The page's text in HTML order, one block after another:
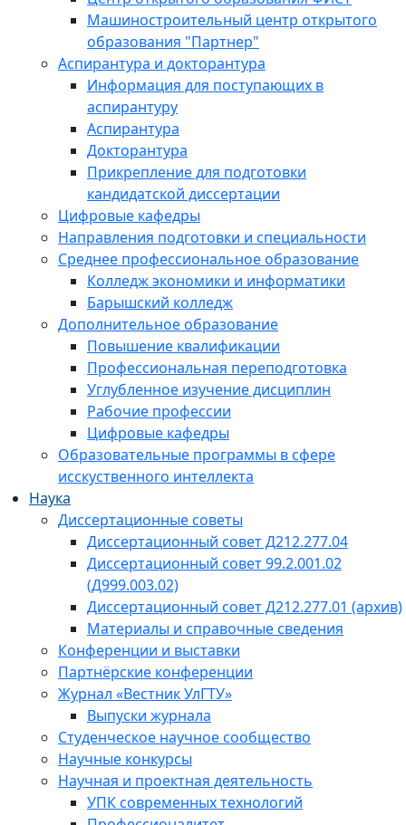
Машиностроительный центр открытого
образования "Партнер"
Аспирантура и докторантура
Информация для поступающих в
аспирантуру
Аспирантура
Докторантура
Прикрепление для подготовки
кандидатской диссертации
Цифровые кафедры
Направления подготовки и специальности
Среднее профессиональное образование
Колледж экономики и информатики
Барышский колледж
Дополнительное образование
Повышение квалификации
Профессиональная переподготовка
Углубленное изучение дисциплин
Рабочие профессии
Цифровые кафедры
Образовательные программы в сфере
исскуственного интеллекта
Наука
Диссертационные советы
Диссертационный совет Д212.277.04
Диссертационный совет 99.2.001.02
(Д999.003.02)
Диссертационный совет Д212.277.01 (архив)
Материалы и справочные сведения
Конференции и выставки
Партнёрские конференции
Журнал «Вестник УлГТУ»
Выпуски журнала
Студенческое научное сообщество
Научные конкурсы
Научная и проектная деятельность
УПК современных технологий